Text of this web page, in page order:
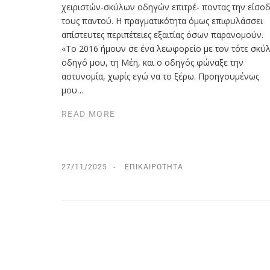
χειριστών-σκύλων οδηγών επιτρέ- ποντας την
τους παντού. Η πραγματικότητα όμως επιφυλάσσει
απίστευτες περιπέτειες εξαιτίας όσων παρανομούν.
«Το 2016 ήμουν σε ένα λεωφορείο με τον τότε
οδηγό μου, τη Μέη, και ο οδηγός φώναξε την
αστυνομία, χωρίς εγώ να το ξέρω. Προηγουμένως
μου…
READ MORE
27/11/2025 ΕΠΙΚΑΙΡΌΤΗΤΑ